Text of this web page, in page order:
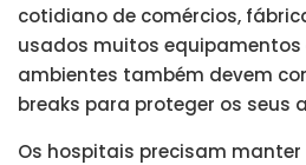
cotidiano de comércios,
usados muitos equipamentos
ambientes também devem
breaks para proteger os seus
Os hospitais precisam